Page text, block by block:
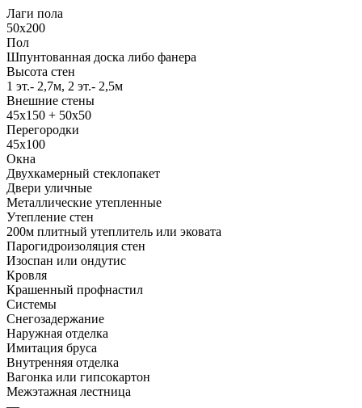
Лаги пола
50x200
Пол
Шпунтованная доска либо фанера
Высота стен
1 эт.- 2,7м, 2 эт.- 2,5м
Внешние стены
45х150 + 50х50
Перегородки
45х100
Окна
Двухкамерный стеклопакет
Двери уличные
Металлические утепленные
Утепление стен
200м плитный утеплитель или эковата
Парогидроизоляция стен
Изоспан или ондутис
Кровля
Крашенный профнастил
Системы
Снегозадержание
Наружная отделка
Имитация бруса
Внутренняя отделка
Вагонка или гипсокартон
Межэтажная лестница